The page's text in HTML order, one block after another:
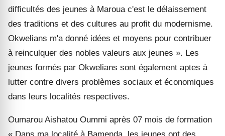
difficultés des jeunes à Maroua c'est le délaissement
des traditions et des cultures au profit du modernisme.
Okwelians m'a donné idées et moyens pour contribuer
à reinculquer des nobles valeurs aux jeunes ». Les
jeunes formés par Okwelians sont également aptes à
lutter contre divers problèmes sociaux et économiques
dans leurs localités respectives.
Oumarou Aishatou Oummi après 07 mois de formation
« Dans ma localité à Bamenda, les jeunes ont des